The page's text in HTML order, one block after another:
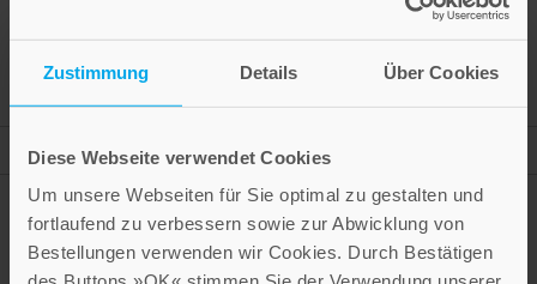
Zustimmung Details Über Cookies
Diese Webseite verwendet Cookies
Um unsere Webseiten für Sie optimal zu gestalten und
fortlaufend zu verbessern sowie zur Abwicklung von
Bestellungen verwenden wir Cookies. Durch Bestätigen
Elisabeth Bernet
Mehr Informationen